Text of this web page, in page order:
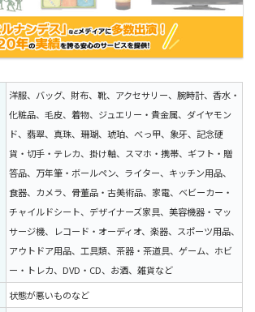
洋服、バッグ、財布、靴、アクセサリー、腕時計、香水・
化粧品、毛皮、着物、ジュエリー・貴金属、ダイヤモン
ド、翡翠、真珠、珊瑚、琥珀、べっ甲、象牙、記念硬
貨・切手・テレカ、掛け軸、スマホ・携帯、ギフト・贈
答品、万年筆・ボールペン、ライター、キッチン用品、
食器、カメラ、骨董品・古美術品、家電、ベビーカー・
チャイルドシート、デザイナーズ家具、美容機器・マッ
サージ機、レコード・オーディオ、楽器、スポーツ用品、
アウトドア用品、工具類、茶器・茶道具、ゲーム、ホビ
ー・トレカ、DVD・CD、お酒、雑貨など
状態が悪いものなど